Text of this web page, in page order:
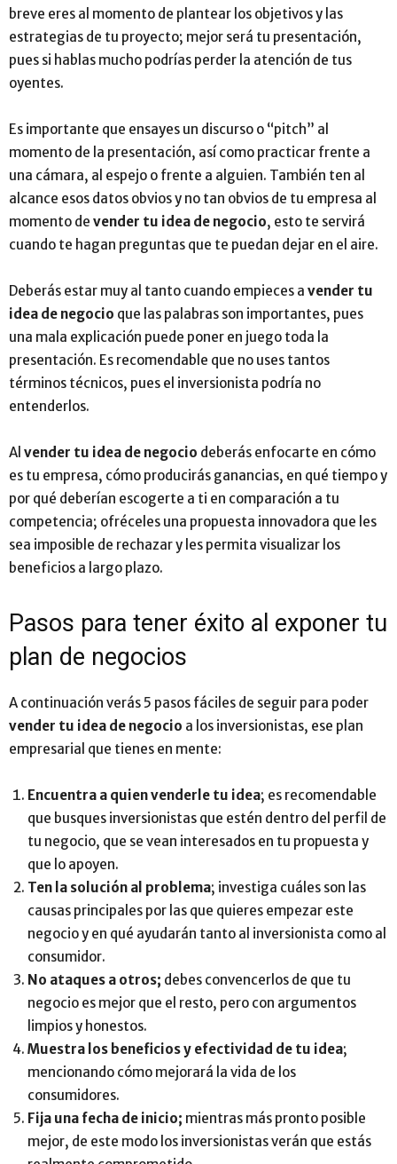
breve eres al momento de plantear los objetivos y las
estrategias de tu proyecto; mejor será tu presentación,
pues si hablas mucho podrías perder la atención de tus
oyentes.
Es importante que ensayes un discurso o “pitch” al
momento de la presentación, así como practicar frente a
una cámara, al espejo o frente a alguien. También ten al
alcance esos datos obvios y no tan obvios de tu empresa al
momento de vender tu idea de negocio, esto te servirá
cuando te hagan preguntas que te puedan dejar en el aire.
Deberás estar muy al tanto cuando empieces a vender tu
idea de negocio que las palabras son importantes, pues
una mala explicación puede poner en juego toda la
presentación. Es recomendable que no uses tantos
términos técnicos, pues el inversionista podría no
entenderlos.
Al vender tu idea de negocio deberás enfocarte en cómo
es tu empresa, cómo producirás ganancias, en qué tiempo y
por qué deberían escogerte a ti en comparación a tu
competencia; ofréceles una propuesta innovadora que les
sea imposible de rechazar y les permita visualizar los
beneficios a largo plazo.
Pasos para tener éxito al exponer tu
plan de negocios
A continuación verás 5 pasos fáciles de seguir para poder
vender tu idea de negocio a los inversionistas, ese plan
empresarial que tienes en mente:
Encuentra a quien venderle tu idea; es recomendable
que busques inversionistas que estén dentro del perfil de
tu negocio, que se vean interesados en tu propuesta y
que lo apoyen.
Ten la solución al problema; investiga cuáles son las
causas principales por las que quieres empezar este
negocio y en qué ayudarán tanto al inversionista como al
consumidor.
No ataques a otros; debes convencerlos de que tu
negocio es mejor que el resto, pero con argumentos
limpios y honestos.
Muestra los beneficios y efectividad de tu idea;
mencionando cómo mejorará la vida de los
consumidores.
Fija una fecha de inicio; mientras más pronto posible
mejor, de este modo los inversionistas verán que estás